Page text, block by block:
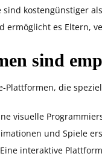
kostengünstiger
ermöglicht es Eltern,
sind
Plattformen, die
visuelle
und Spiele
interaktive